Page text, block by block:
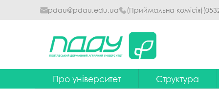
pdau@pdau.edu.ua (Приймальна комісія)
Про університет
Структура